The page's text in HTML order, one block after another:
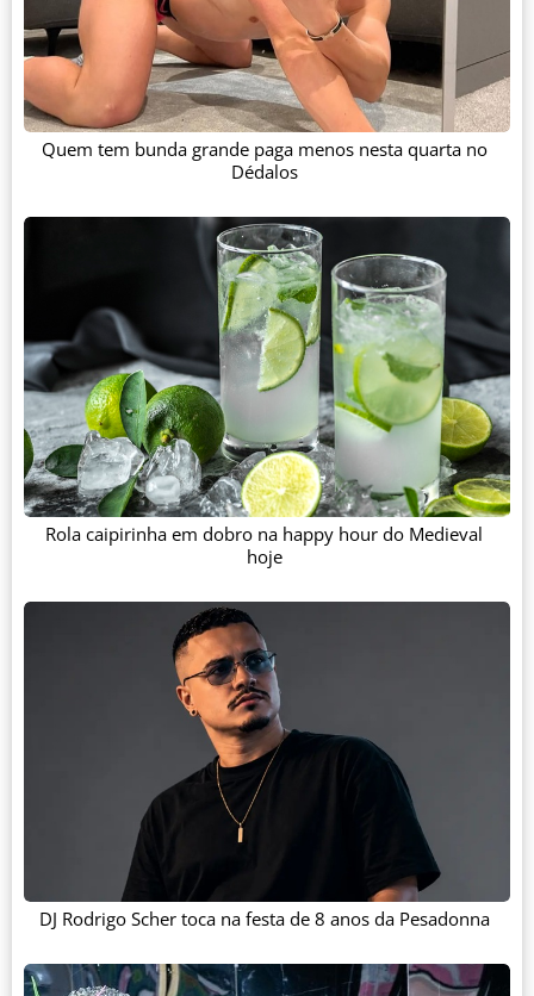
Quem tem bunda grande paga menos nesta quarta no
Dédalos
Rola caipirinha em dobro na happy hour do Medieval
hoje
DJ Rodrigo Scher toca na festa de 8 anos da Pesadonna